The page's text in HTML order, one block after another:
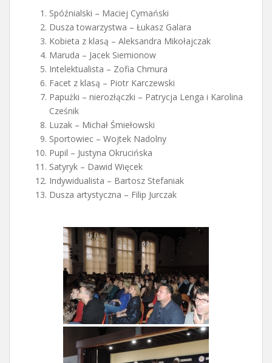
Spóźnialski – Maciej Cymański
Dusza towarzystwa – Łukasz Galara
Kobieta z klasą – Aleksandra Mikołajczak
Maruda – Jacek Siemionow
Intelektualista – Zofia Chmura
Facet z klasą – Piotr Karczewski
Papużki – nierozłączki – Patrycja Lenga i Karolina
Cześnik
Luzak – Michał Śmiełowski
Sportowiec – Wojtek Nadolny
Pupil – Justyna Okrucińska
Satyryk – Dawid Więcek
Indywidualista – Bartosz Stefaniak
Dusza artystyczna – Filip Jurczak